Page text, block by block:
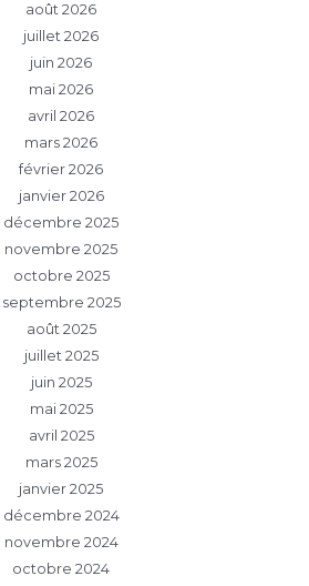
août 2026
juillet 2026
juin 2026
mai 2026
avril 2026
mars 2026
février 2026
janvier 2026
décembre 2025
novembre 2025
octobre 2025
septembre 2025
août 2025
juillet 2025
juin 2025
mai 2025
avril 2025
mars 2025
janvier 2025
décembre 2024
novembre 2024
octobre 2024